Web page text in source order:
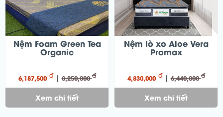
Nệm Foam Green Tea
Organic
6,187,500 đ | 8,250,000đ
Xem chi tiết
Nệm lò xo Aloe Vera
Promax
4,830,000 đ | 6,440,000đ
Xem chi tiết